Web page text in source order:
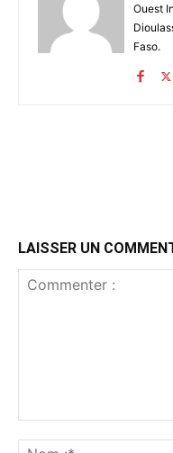
Ouest
Faso.
LAISSER UN